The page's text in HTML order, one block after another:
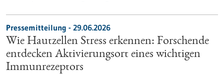
Pressemitteilung - 29.06.2026
Wie Hautzellen Stress erkennen: Forschende
entdecken Aktivierungsort eines wichtigen
Immunrezeptors